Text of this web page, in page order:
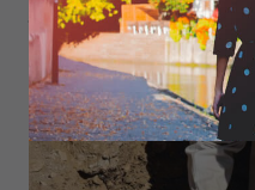
puisque plusieurs corps
endroit, secondaire
lieu de sépulture et
sarcophages ont été ré-